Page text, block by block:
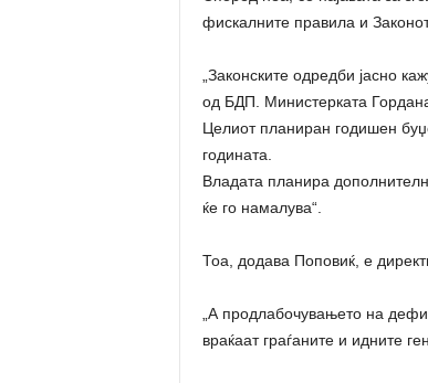
фискалните правила и
„Законските одредби јасно
од БДП. Министерката
Целиот планиран годишен
годината.
Владата планира
ќе го намалува“.
Тоа, додава Поповиќ, е
„А продлабочувањето на
враќаат граѓаните и идните